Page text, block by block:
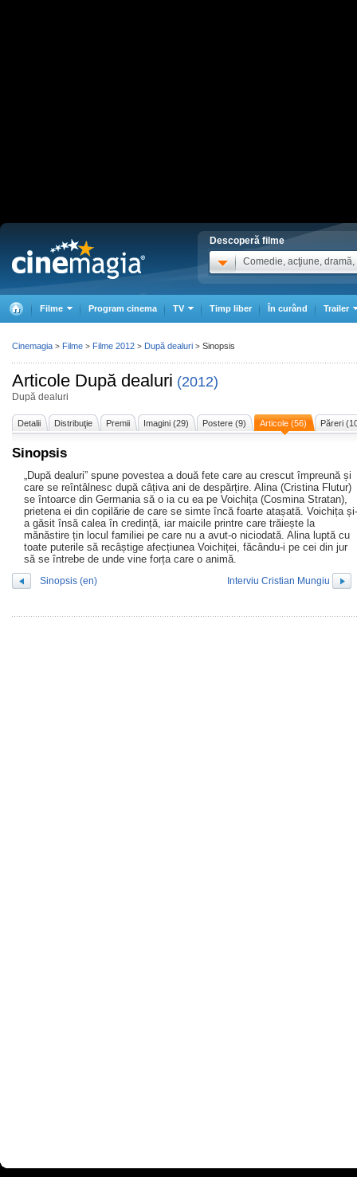
Descoperă filme
Comedie, acţiune, dramă,
Filme Program cinema TV Timp liber În curând Trailer
Articole După dealuri (2012)
După dealuri
Detalii Distribuţie Premii Imagini (29) Postere (9) Articole (56) Păreri
Sinopsis
„După dealuri” spune povestea a două fete care au crescut împreună și
care se reîntâlnesc după câțiva ani de despărțire. Alina (Cristina Flutur)
se întoarce din Germania să o ia cu ea pe Voichița (Cosmina Stratan),
prietena ei din copilărie de care se simte încă foarte atașată. Voichița și-
a găsit însă calea în credință, iar maicile printre care trăiește la
mănăstire țin locul familiei pe care nu a avut-o niciodată. Alina luptă cu
toate puterile să recâștige afecțiunea Voichiței, făcându-i pe cei din jur
să se întrebe de unde vine forța care o animă.
Sinopsis (en) Interviu Cristian Mungiu
Cinemagia > Filme > Filme 2012 > După dealuri > Sinopsis